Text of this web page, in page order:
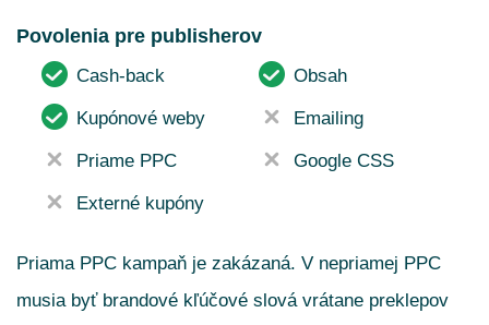
Povolenia pre publisherov
Cash-back Obsah
Kupónové weby Emailing
Priame PPC Google CSS
Externé kupóny
Priama PPC kampaň je zakázaná. V nepriamej PPC
musia byť brandové kľúčové slová vrátane preklepov